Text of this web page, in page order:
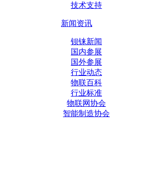
技术支持
新闻资讯
钡铼新闻
国内参展
国外参展
行业动态
物联百科
行业标准
物联网协会
智能制造协会